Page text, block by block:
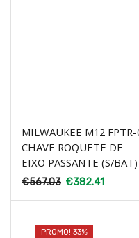
MILWAUKEE M12
CHAVE ROQUETE DE
EIXO PASSANTE (S/BAT)
€567.03 €382.41
PROMO! 33%